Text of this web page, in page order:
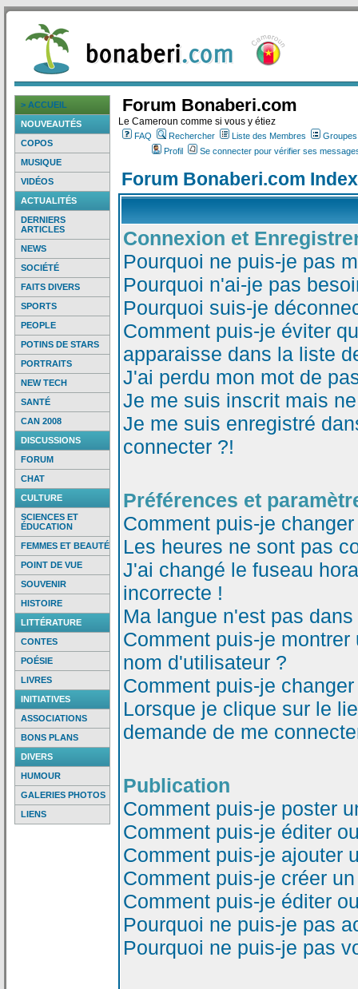
> ACCUEIL
NOUVEAUTÉS
COPOS
MUSIQUE
VIDÉOS
ACTUALITÉS
DERNIERS
ARTICLES
NEWS
SOCIÉTÉ
FAITS DIVERS
SPORTS
PEOPLE
POTINS DE STARS
PORTRAITS
NEW TECH
SANTÉ
CAN 2008
DISCUSSIONS
FORUM
CHAT
CULTURE
SCIENCES ET
ÉDUCATION
FEMMES ET BEAUTÉ
POINT DE VUE
SOUVENIR
HISTOIRE
LITTÉRATURE
CONTES
POÉSIE
LIVRES
INITIATIVES
ASSOCIATIONS
BONS PLANS
DIVERS
HUMOUR
GALERIES PHOTOS
LIENS
Forum Bonaberi.com
Le Cameroun comme si vous y étiez
FAQ Rechercher Liste des Membres
Profil
Se connecter pour vérifier ses
Forum Bonaberi.com
Connexion et
Pourquoi ne puis-je pas
Pourquoi n'ai-je pas
Pourquoi suis-je
Comment puis-je éviter
apparaisse dans la liste
J'ai perdu mon mot de
Je me suis inscrit mais
Je me suis enregistré
connecter ?!
Préférences et
Comment puis-je
Les heures ne sont pas
J'ai changé le fuseau
incorrecte !
Ma langue n'est pas
Comment puis-je
nom d'utilisateur ?
Comment puis-je
Lorsque je clique sur le
demande de me
Publication
Comment puis-je poster
Comment puis-je éditer
Comment puis-je ajouter
Comment puis-je créer
Comment puis-je éditer
Pourquoi ne puis-je pas
Pourquoi ne puis-je pas